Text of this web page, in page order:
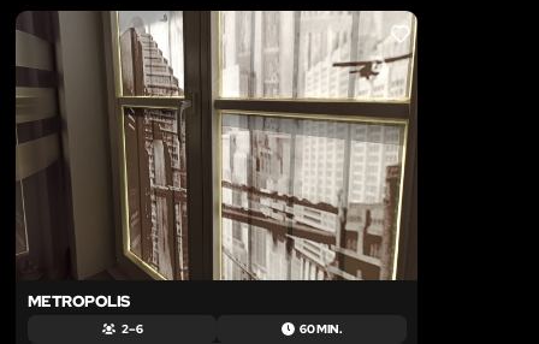
LIKE
METROPOLIS
2 – 6 60 MIN.